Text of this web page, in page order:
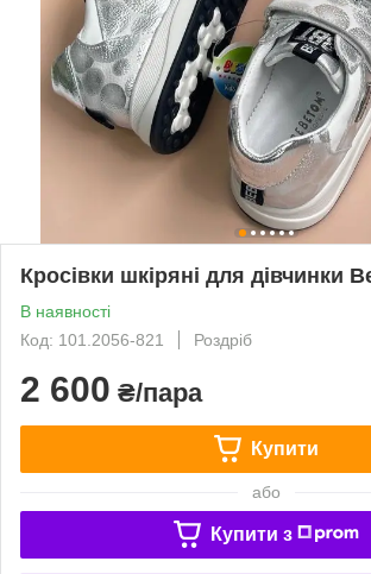
Кросівки шкіряні для дівчинки
В наявності
Код: 101.2056-821
Роздріб
2 600 ₴/пара
Купити
або
Купити з